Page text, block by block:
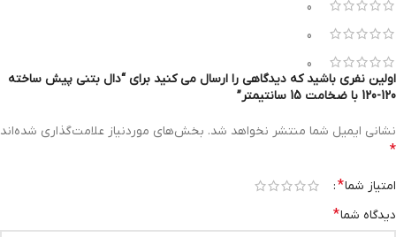
0
0
0
اولین نفری باشید که دیدگاهی را ارسال می کنید برای “دال بتنی پیش ساخته
120-120 با ضخامت 15 سانتیمتر”
نشانی ایمیل شما منتشر نخواهد شد. بخش‌های موردنیاز علامت‌گذاری شده‌اند
*
امتیاز شما*
دیدگاه شما*